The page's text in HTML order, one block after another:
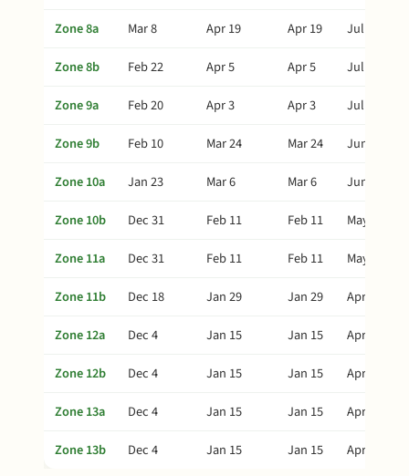
Zone 8a Mar 8 Apr 19 Apr 19
Jul 18
Zone 8b
Feb 22 Apr 5 Apr 5
Jul 4
Zone 9a
Feb 20 Apr 3 Apr 3
Jul 2
Zone 9b
Feb 10 Mar 24 Mar 24
Jun 22
Zone 10a
Jan 23 Mar 6 Mar 6
Jun 4
Zone 10b
Dec 31 Feb 11 Feb 11
May 12
Zone 11a
Dec 31 Feb 11 Feb 11
May 12
Zone 11b
Dec 18 Jan 29 Jan 29
Apr 29
Zone 12a
Dec 4 Jan 15 Jan 15
Apr 15
Zone 12b
Dec 4 Jan 15 Jan 15
Apr 15
Zone 13a
Dec 4 Jan 15 Jan 15
Apr 15
Zone 13b
Dec 4 Jan 15 Jan 15 Apr 15